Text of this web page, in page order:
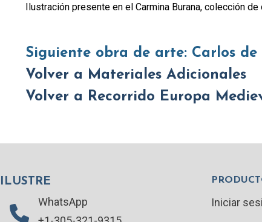
Ilustración presente en el Carmina Burana, colección
Siguiente obra de arte: Carlos de
Volver a Materiales Adicionales
Volver a Recorrido Europa
ILUSTRE
WhatsApp
Iniciar